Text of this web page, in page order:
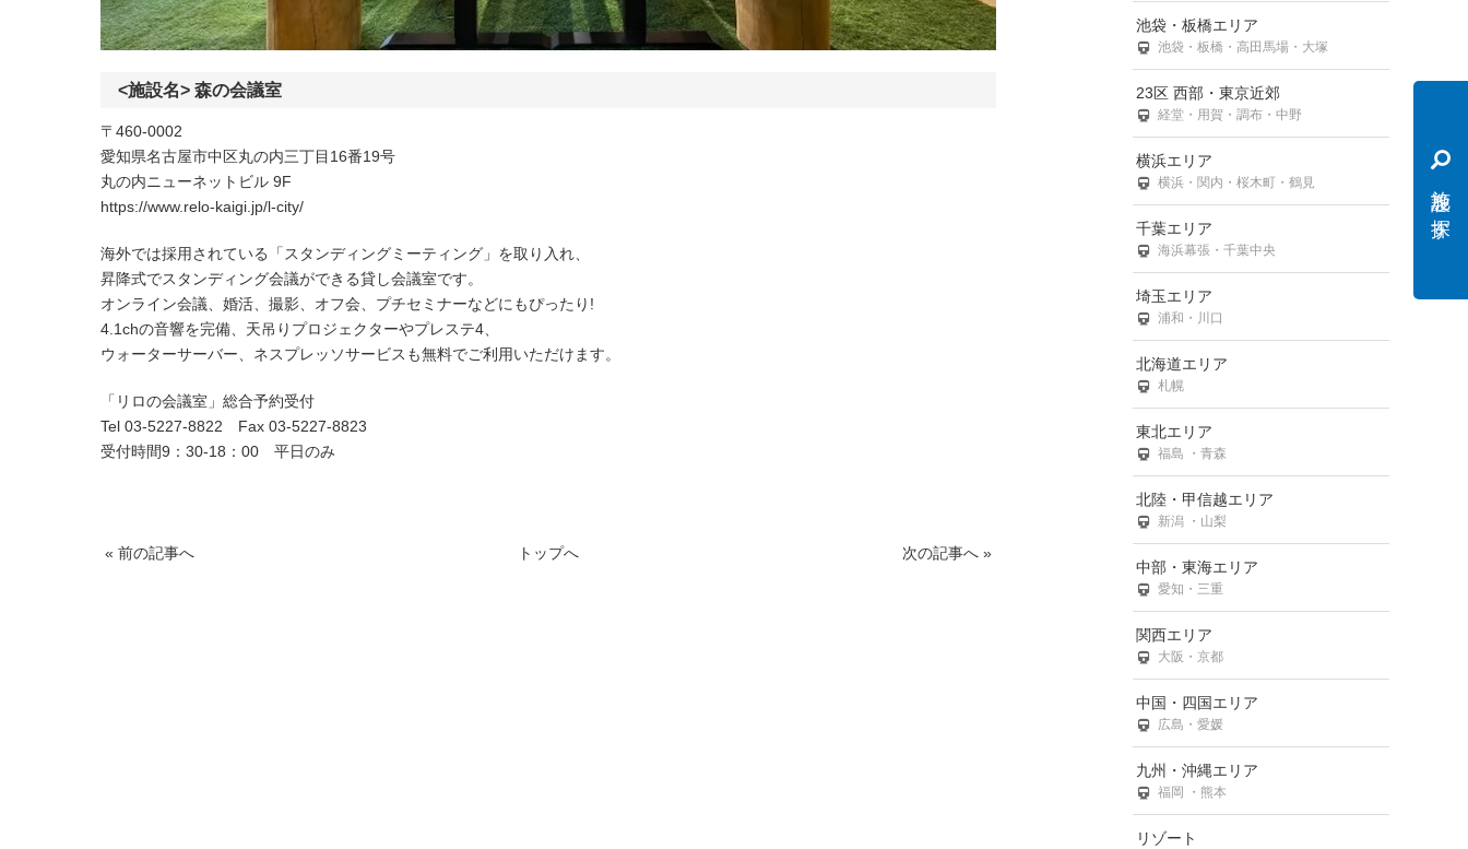
施設を探す
<施設名> 森の会議室
〒460-0002
愛知県名古屋市中区丸の内三丁目16番19号
丸の内ニューネットビル 9F
https://www.relo-kaigi.jp/l-city/
海外では採用されている「スタンディングミーティング」を取り入れ、
昇降式でスタンディング会議ができる貸し会議室です。
オンライン会議、婚活、撮影、オフ会、プチセミナーなどにもぴったり!
4.1chの音響を完備、天吊りプロジェクターやプレステ4、
ウォーターサーバー、ネスプレッソサービスも無料でご利用いただけます。
「リロの会議室」総合予約受付
Tel 03-5227-8822 Fax 03-5227-8823
受付時間9：30-18：00 平日のみ
« 前の記事へ トップへ 次の記事へ »
池袋・板橋エリア
池袋・板橋・高田馬場・大塚
23区 西部・東京近郊
経堂・用賀・調布・中野
横浜エリア
横浜・関内・桜木町・鶴見
千葉エリア
海浜幕張・千葉中央
埼玉エリア
浦和・川口
北海道エリア
札幌
東北エリア
福島 ・青森
北陸・甲信越エリア
新潟 ・山梨
中部・東海エリア
愛知・三重
関西エリア
大阪・京都
中国・四国エリア
広島・愛媛
九州・沖縄エリア
福岡 ・熊本
リゾート